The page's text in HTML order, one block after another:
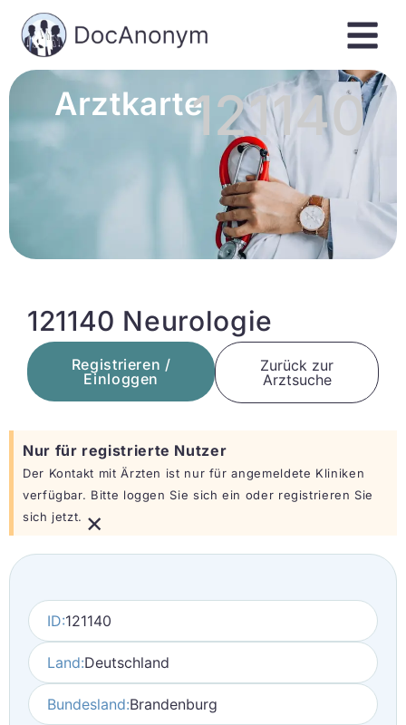
Arztkarte121140
121140 Neurologie
Registrieren /
Einloggen
Zurück zur
Arztsuche
Nur für registrierte Nutzer
Der Kontakt mit Ärzten ist nur für angemeldete Kliniken
verfügbar. Bitte loggen Sie sich ein oder registrieren Sie
sich jetzt. ×
ID:121140
Land:Deutschland
Bundesland:Brandenburg